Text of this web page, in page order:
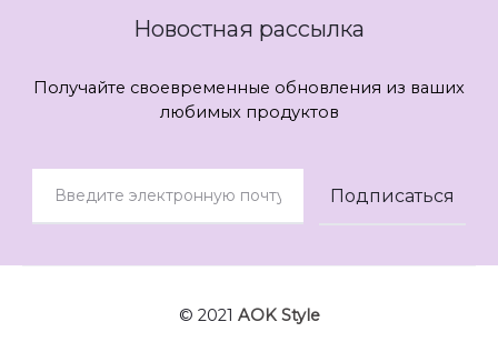
Новостная рассылка
Получайте своевременные обновления из ваших
любимых продуктов
© 2021 AOK Style